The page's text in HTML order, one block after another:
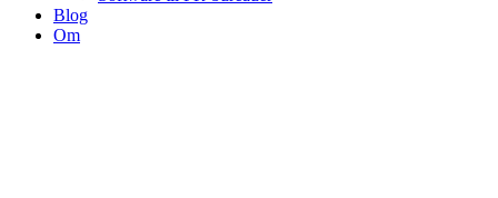
Blog
Om